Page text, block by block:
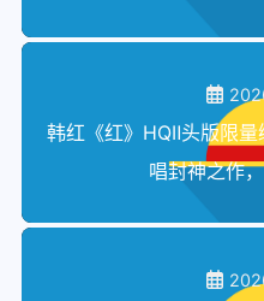
韩红《红》HQⅡ头版限
唱封神之作